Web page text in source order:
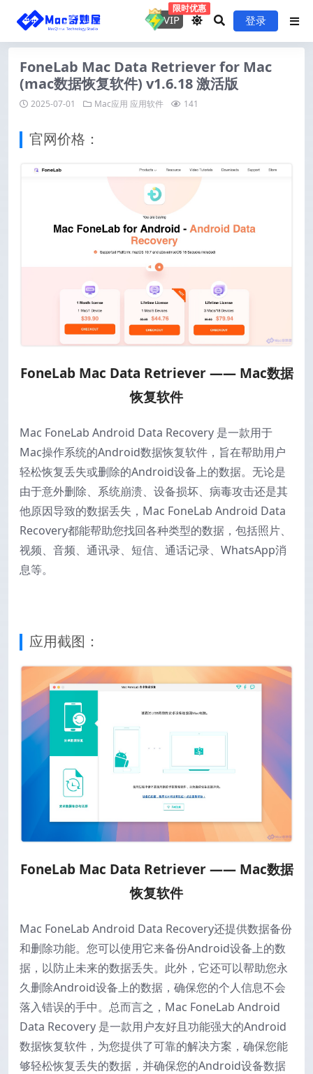
VIP
限时优惠
登录
FoneLab Mac Data Retriever for Mac
(mac数据恢复软件) v1.6.18 激活版
2025-07-01 Mac应用 应用软件 141
官网价格：
FoneLab Mac Data Retriever —— Mac数据
恢复软件
Mac FoneLab Android Data Recovery 是一款用于
Mac操作系统的Android数据恢复软件，旨在帮助用户
轻松恢复丢失或删除的Android设备上的数据。无论是
由于意外删除、系统崩溃、设备损坏、病毒攻击还是其
他原因导致的数据丢失，Mac FoneLab Android Data
Recovery都能帮助您找回各种类型的数据，包括照片、
视频、音频、通讯录、短信、通话记录、WhatsApp消
息等。
应用截图：
FoneLab Mac Data Retriever —— Mac数据
恢复软件
Mac FoneLab Android Data Recovery还提供数据备份
和删除功能。您可以使用它来备份Android设备上的数
据，以防止未来的数据丢失。此外，它还可以帮助您永
久删除Android设备上的数据，确保您的个人信息不会
落入错误的手中。总而言之，Mac FoneLab Android
Data Recovery 是一款用户友好且功能强大的Android
数据恢复软件，为您提供了可靠的解决方案，确保您能
够轻松恢复丢失的数据，并确保您的Android设备数据